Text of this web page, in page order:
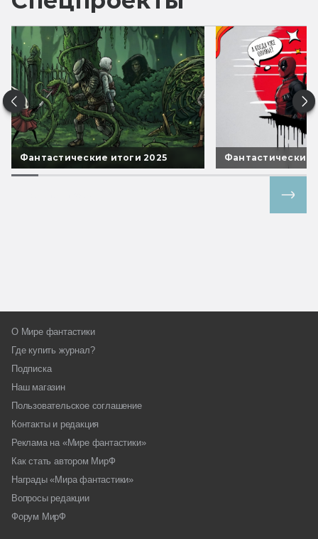
Фантастические итоги 2025 Фантастические
О Мире фантастики
Где купить журнал?
Подписка
Наш магазин
Пользовательское соглашение
Контакты и редакция
Реклама на «Мире фантастики»
Как стать автором МирФ
Награды «Мира фантастики»
Вопросы редакции
Форум МирФ